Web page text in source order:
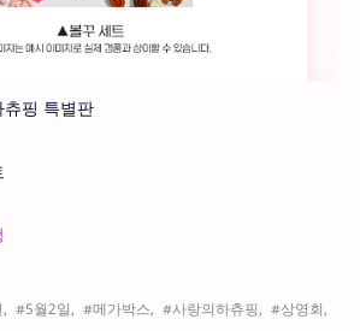
핑 특별판
#5월2일, #메가박스, #사랑의하츄핑, #상영회,